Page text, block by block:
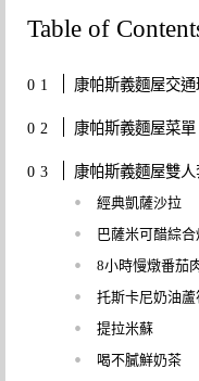
Table of
康帕斯義麵屋交通
康帕斯義麵屋菜單
康帕斯義麵屋雙
經典凱薩沙拉
巴薩米可醋綜
8小時慢燉番茄
托斯卡尼奶油
提拉米蘇
喝不膩鮮奶茶